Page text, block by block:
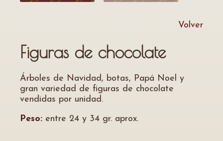
Volver
Figuras de chocolate
Árboles de Navidad, botas, Papá Noel y
gran variedad de figuras de chocolate
vendidas por unidad.
Peso: entre 24 y 34 gr. aprox.